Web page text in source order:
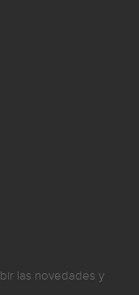
las novedades y